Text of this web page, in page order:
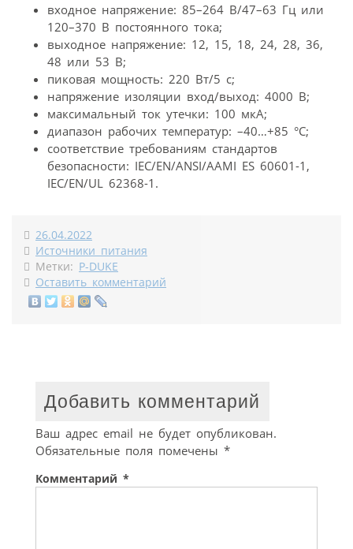
входное напряжение: 85–264 В/47–63 Гц или
120–370 В постоянного тока;
выходное напряжение: 12, 15, 18, 24, 28, 36,
48 или 53 В;
пиковая мощность: 220 Вт/5 с;
напряжение изоляции вход/выход: 4000 В;
максимальный ток утечки: 100 мкА;
диапазон рабочих температур: –40…+85 °C;
соответствие требованиям стандартов
безопасности: IEC/EN/ANSI/AAMI ES 60601-1,
IEC/EN/UL 62368-1.
26.04.2022
Источники питания
Метки: P-DUKE
Оставить комментарий
Добавить комментарий
Ваш адрес email не будет опубликован.
Обязательные поля помечены *
Комментарий *